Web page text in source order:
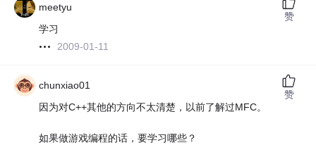
meetyu
学习
2009-01-11
赞
chunxiao01
因为对C++其他的方向不太清楚，以前了解过MFC。
如果做游戏编程的话，要学习哪些？
赞